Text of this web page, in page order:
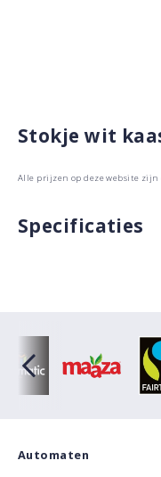
Stokje wit
Alle prijzen op deze website
Specificaties
Automaten